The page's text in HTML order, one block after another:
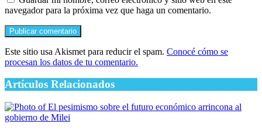
navegador para la próxima vez que haga un comentario.
Este sitio usa Akismet para reducir el spam. Conocé cómo se
procesan los datos de tu comentario.
Artículos Relacionados